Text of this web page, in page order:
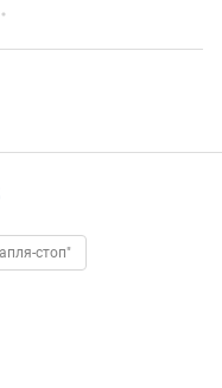
стоп"